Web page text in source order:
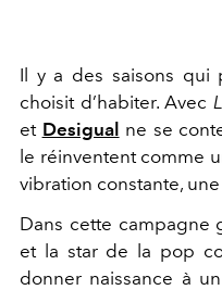
Il y a des saisons qui
choisit d’habiter. Avec
et Desigual ne se
le réinventent comme
vibration constante,
Dans cette campagne
et la star de la pop
donner naissance à